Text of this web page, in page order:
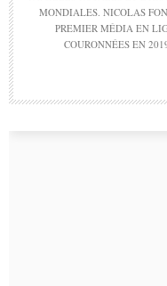
MONDIALES. NICOLAS
PREMIER MÉDIA EN
COURONNÉES EN